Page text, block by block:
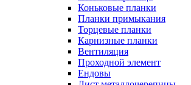
Коньковые планки
Планки примыкания
Торцевые планки
Карнизные планки
Вентиляция
Проходной элемент
Ендовы